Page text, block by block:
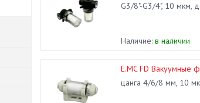
G3/8"-G3/4", 10 мкм,
Наличие: в наличии
E.MC FD Вакуумные
цанга 4/6/8 мм, 10